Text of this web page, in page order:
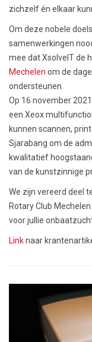
zichzelf én elkaar
Om deze nobele
samenwerkingen
mee dat XsolveIT de
Mechelen om de
ondersteunen.
Op 16 november
een Xeox
kunnen scannen,
Sjarabang om de
kwalitatief
van de kunstzinnige
We zijn vereerd deel
Rotary Club
voor jullie
Linknaar